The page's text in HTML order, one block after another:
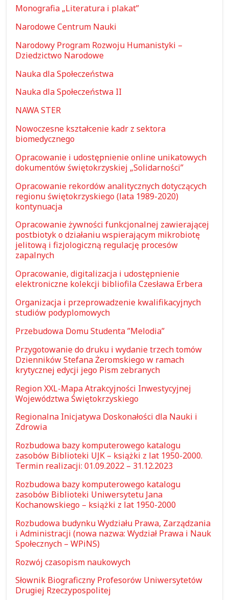
Monografia „Literatura i plakat”
Narodowe Centrum Nauki
Narodowy Program Rozwoju Humanistyki –
Dziedzictwo Narodowe
Nauka dla Społeczeństwa
Nauka dla Społeczeństwa II
NAWA STER
Nowoczesne kształcenie kadr z sektora
biomedycznego
Opracowanie i udostępnienie online unikatowych
dokumentów świętokrzyskiej „Solidarności”
Opracowanie rekordów analitycznych dotyczących
regionu świętokrzyskiego (lata 1989-2020)
kontynuacja
Opracowanie żywności funkcjonalnej zawierającej
postbiotyk o działaniu wspierającym mikrobiotę
jelitową i fizjologiczną regulację procesów
zapalnych
Opracowanie, digitalizacja i udostępnienie
elektroniczne kolekcji bibliofila Czesława Erbera
Organizacja i przeprowadzenie kwalifikacyjnych
studiów podyplomowych
Przebudowa Domu Studenta ”Melodia”
Przygotowanie do druku i wydanie trzech tomów
Dzienników Stefana Żeromskiego w ramach
krytycznej edycji jego Pism zebranych
Region XXL-Mapa Atrakcyjności Inwestycyjnej
Województwa Świętokrzyskiego
Regionalna Inicjatywa Doskonałości dla Nauki i
Zdrowia
Rozbudowa bazy komputerowego katalogu
zasobów Biblioteki UJK – książki z lat 1950-2000.
Termin realizacji: 01.09.2022 – 31.12.2023
Rozbudowa bazy komputerowego katalogu
zasobów Biblioteki Uniwersytetu Jana
Kochanowskiego – książki z lat 1950-2000
Rozbudowa budynku Wydziału Prawa, Zarządzania
i Administracji (nowa nazwa: Wydział Prawa i Nauk
Społecznych – WPiNS)
Rozwój czasopism naukowych
Słownik Biograficzny Profesorów Uniwersytetów
Drugiej Rzeczypospolitej